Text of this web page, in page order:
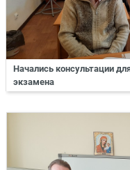
Начались консультации
экзамена